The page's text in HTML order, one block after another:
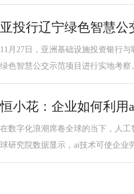
亚投行辽宁绿色智慧
11月27日，亚洲基础设施投资银行
绿色智慧公交示范项目进行实地考察
恒小花：企业如何利用
在数字化浪潮席卷全球的当下，人
球研究院数据显示，ai技术可使企业